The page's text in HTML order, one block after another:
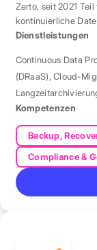
Zerto, seit 2021
kontinuierliche
Dienstleistungen
Continuous Data
(DRaaS),Cloud-
Kompetenzen
Backup,
Compliance &